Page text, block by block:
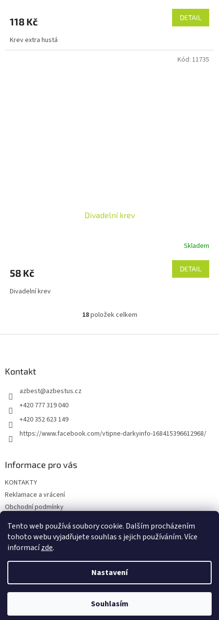
Tento web používá soubory cookie. Dalším procházením
tohoto webu vyjadřujete souhlas s jejich používáním. Více
informacízde.
Nastavení
Souhlasím
118 Kč DETAIL
Krev extra hustá
Divadelní krev
Skladem
58 Kč DETAIL
Divadelní krev
Kód: 11735
O
l
y
v
18položek celkem
Kontakt
azbest@azbestus.cz
+420 777 319 040
+420 352 623 149
https://www.facebook.com/vtipne-darkyinfo-168415396612968/
Informace pro vás
KONTAKTY
Reklamace a vrácení
Obchodní podmínky
Doprava a platba
Vytvořil Shoptet
Vtipné dárky. Všechna práva vyhrazena.